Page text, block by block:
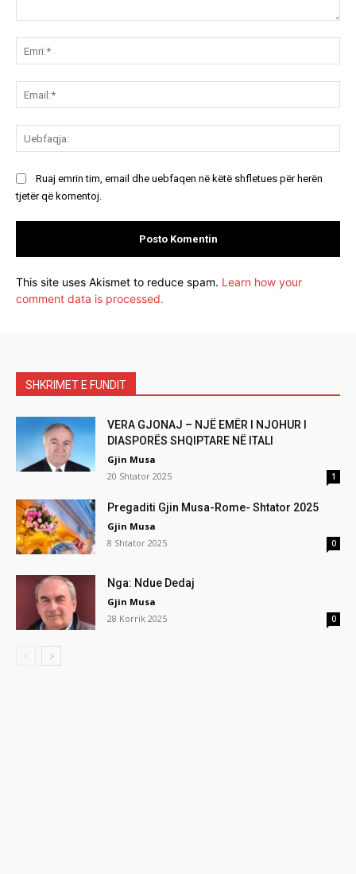
Ruaj emrin tim, email dhe uebfaqen në këtë shfletues për herën
tjetër që komentoj.
This site uses Akismet to reduce spam. Learn how your
comment data is processed.
SHKRIMET E FUNDIT
VERA GJONAJ – NJË EMËR I NJOHUR I
DIASPORËS SHQIPTARE NË ITALI
Gjin Musa
20 Shtator 2025
1
Pregaditi Gjin Musa-Rome- Shtator 2025
Gjin Musa
8 Shtator 2025
0
Nga: Ndue Dedaj
Gjin Musa
28 Korrik 2025
0